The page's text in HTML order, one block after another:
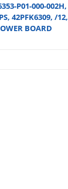
P01-000-002H,
42PFK6309, /12,
BOARD